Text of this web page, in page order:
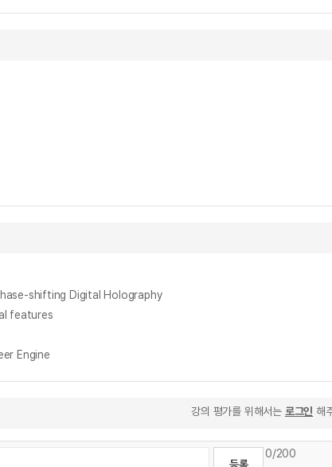
shifting Digital Holography
features
Engine
강의 평가를 위해서는 로그인 해
0/200